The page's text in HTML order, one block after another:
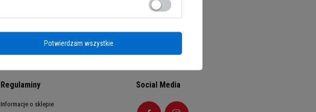
Regulaminy
Informacje o sklepie
Social Media
Potwierdzam wszystkie